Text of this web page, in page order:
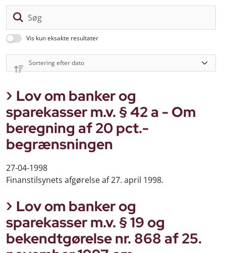
Vis kun eksakte resultater
Lov om banker og
sparekasser m.v. § 42 a - Om
beregning af 20 pct.-
begrænsningen
27-04-1998
Finanstilsynets afgørelse af 27. april 1998.
Lov om banker og
sparekasser m.v. § 19 og
bekendtgørelse nr. 868 af 25.